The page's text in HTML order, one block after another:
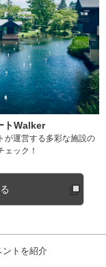
トWalker
が運営する多彩な施設の
ェック！
トを紹介